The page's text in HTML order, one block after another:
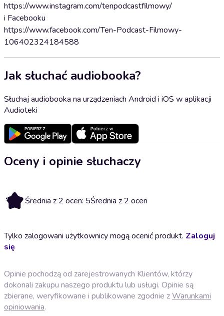
https://www.instagram.com/tenpodcastfilmowy/
i Facebooku
https://www.facebook.com/Ten-Podcast-Filmowy-
106402324184588
Jak słuchać audiobooka?
Słuchaj audiobooka na urządzeniach Android i iOS w aplikacji
Audioteki
Oceny i opinie słuchaczy
5 Średnia z 2 ocen: 5Średnia z 2 ocen
Tylko zalogowani użytkownicy mogą ocenić produkt. Zaloguj
się
Opinie pochodzą od zarejestrowanych Klientów, którzy
dokonali zakupu naszego produktu lub usługi. Opinie są
zbierane, weryfikowane i publikowane zgodnie zWarunkami
opiniowania.